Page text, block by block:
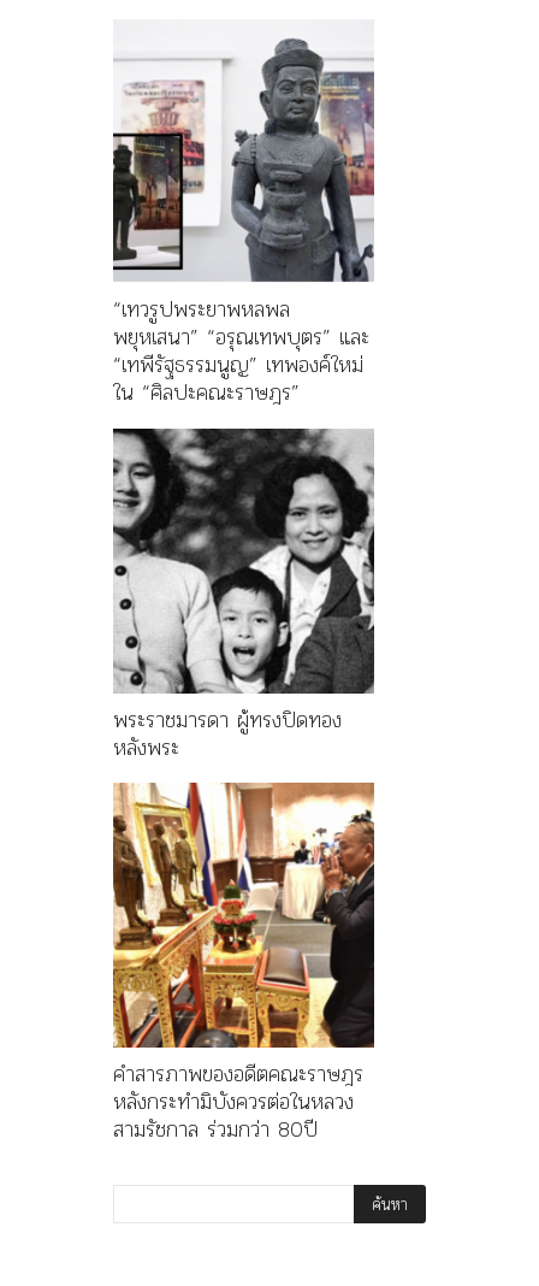
“เทวรูปพระยาพหลพล
พยุหเสนา” “อรุณเทพบุตร” และ
“เทพีรัฐธรรมนูญ” เทพองค์ใหม่
ใน “ศิลปะคณะราษฎร”
พระราชมารดา ผู้ทรงปิดทอง
หลังพระ
คำสารภาพของอดีตคณะราษฎร
หลังกระทำมิบังควรต่อในหลวง
สามรัชกาล ร่วมกว่า 80ปี